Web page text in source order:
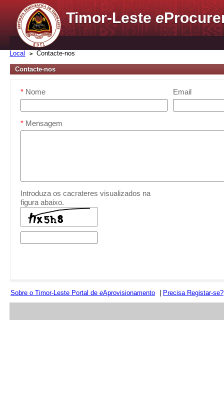
Timor-Lestee
Local Contacte-nos
Contacte-nos
* Nome Email
* Mensagem
Introduza os cacrateres visualizados na
figura abaixo.
Sobre o Timor-Leste Portal de eAprovisionamento | Precisa Registar-se?